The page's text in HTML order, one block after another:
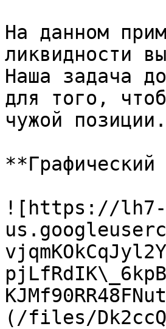
На данном
ликвидности
Наша задача
для того,
чужой позиции.
![https://lh7-
(/files/